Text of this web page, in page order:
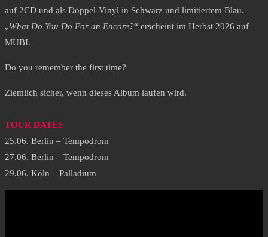
auf 2CD und als Doppel-Vinyl in Schwarz und limitiertem Blau.
„What Do You Do For an Encore?“ erscheint im Herbst 2026 auf
MUBI.
Do you remember the first time?
Ziemlich sicher, wenn dieses Album laufen wird.
TOUR DATES
25.06. Berlin – Tempodrom
27.06. Berlin – Tempodrom
29.06. Köln – Palladium